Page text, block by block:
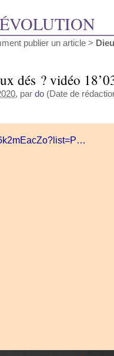
publier un article >
dés ? vidéo
, par do (Date de